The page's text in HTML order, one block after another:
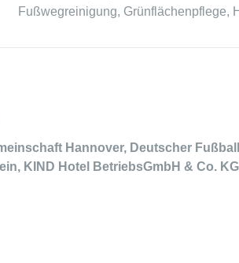
Fußwegreinigung, Grünflächenpflege,
Hannover, Deutscher
KIND Hotel BetriebsGmbH & Co.